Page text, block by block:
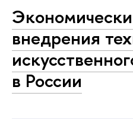
внедрения
в России